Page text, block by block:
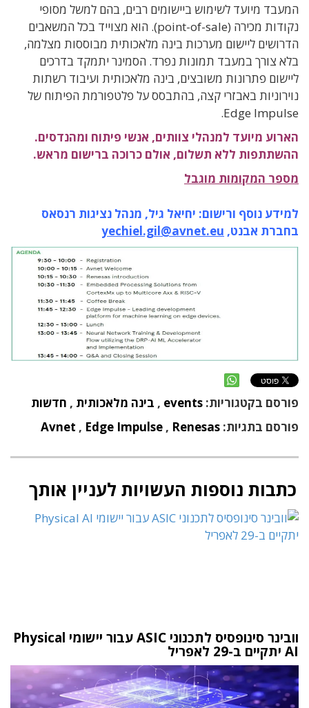
המעבד מיועד לשימוש ביישומים רבים, בהם למשל מסופי
נקודות מכירה (point-of-sale). הוא מצוייד בכל המשאבים
הדרושים ליישום מערכות בינה מלאכותית מבוססות מצלמה,
בלא צורך במעבד תמונות נפרד. הסמינר יתמקד בדרכים
ליישום פתרונות משובצים, בינה מלאכותית ועיבוד רשתות
נוירוניות באבזרי קצה, בהתבסס על פלטפורמת הפיתוח של
Edge Impulse.
הארוע מיועד למנהלי צוותים, אנשי פיתוח ומהנדסים.
ההשתתפות ללא תשלום, אולם כרוכה ברישום מראש.
מספר המקומות מוגבל
למידע נוסף ורישום: יחיאל גיל, מנהל נציגות רנסאס
בחברת אבנט, yechiel.gil@avnet.eu
פורסם בקטגוריות: events
, בינה מלאכותית , חדשות
פורסם בתגיות:
Avnet , Edge Impulse , Renesas
כתבות נוספות העשויות לעניין אותך
וובינר סינופסיס לתכנוני ASIC עבור יישומי Physical
AI יתקיים ב-29 לאפריל